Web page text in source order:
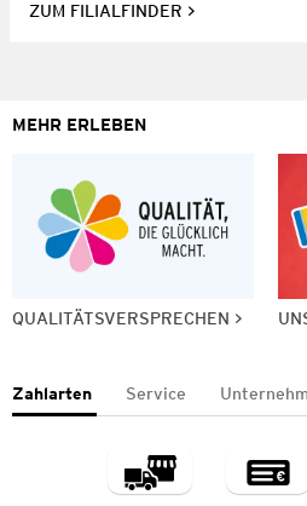
ZUM FILIALFINDER
MEHR ERLEBEN
QUALITÄTSVERSPRECHEN
Zahlarten Service